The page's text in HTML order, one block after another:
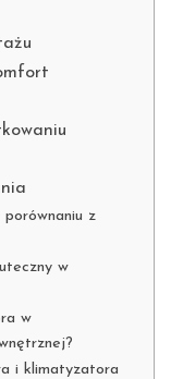
z
w
w
i klimatyzatora